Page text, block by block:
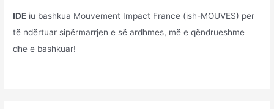
IDE iu bashkua Mouvement Impact France (ish-MOUVES) për
të ndërtuar sipërmarrjen e së ardhmes, më e qëndrueshme
dhe e bashkuar!